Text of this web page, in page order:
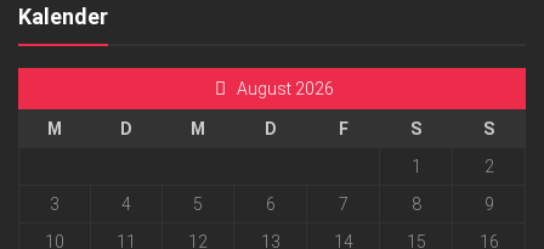
Kalender
August 2026
M D M D F S
S
1
2
3
4 5 6 7 8
9
10
11 12 13 14 15 16